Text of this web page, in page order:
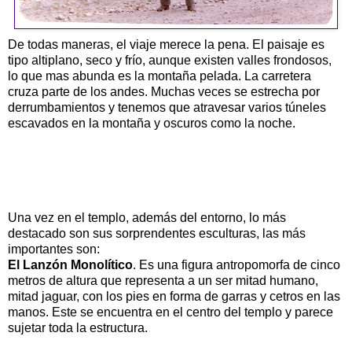
De todas maneras, el viaje merece la pena. El paisaje es
tipo altiplano, seco y frío, aunque existen valles frondosos,
lo que mas abunda es la montaña pelada. La carretera
cruza parte de los andes. Muchas veces se estrecha por
derrumbamientos y tenemos que atravesar varios túneles
escavados en la montaña y oscuros como la noche.
Una vez en el templo, además del entorno, lo más
destacado son sus sorprendentes esculturas, las más
importantes son:
El Lanzón Monolítico. Es una figura antropomorfa de cinco
metros de altura que representa a un ser mitad humano,
mitad jaguar, con los pies en forma de garras y cetros en las
manos. Este se encuentra en el centro del templo y parece
sujetar toda la estructura.